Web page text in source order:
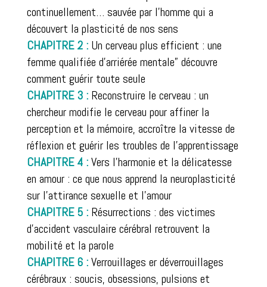
continuellement… sauvée par l’homme qui a
découvert la plasticité de nos sens
CHAPITRE 2 : Un cerveau plus efficient : une
femme qualifiée d’arriérée mentale” découvre
comment guérir toute seule
CHAPITRE 3 : Reconstruire le cerveau : un
chercheur modifie le cerveau pour affiner la
perception et la mémoire, accroître la vitesse de
réflexion et guérir les troubles de l’apprentissage
CHAPITRE 4 :Vers l’harmonie et la délicatesse
en amour : ce que nous apprend la neuroplasticité
sur l’attirance sexuelle et l’amour
CHAPITRE 5 :Résurrections : des victimes
d’accident vasculaire cérébral retrouvent la
mobilité et la parole
CHAPITRE 6 :Verrouillages er déverrouillages
cérébraux : soucis, obsessions, pulsions et